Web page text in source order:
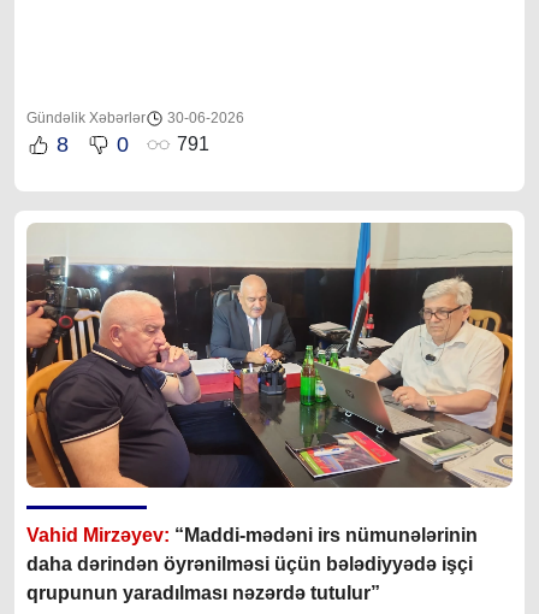
Gündəlik Xəbərlər 30-06-2026
8 0 791
Vahid Mirzəyev: “Maddi-mədəni irs nümunələrinin
daha dərindən öyrənilməsi üçün bələdiyyədə işçi
qrupunun yaradılması nəzərdə tutulur”